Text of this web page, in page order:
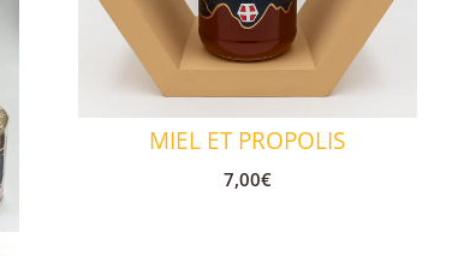
MIEL ET PROPOLIS
7,00€